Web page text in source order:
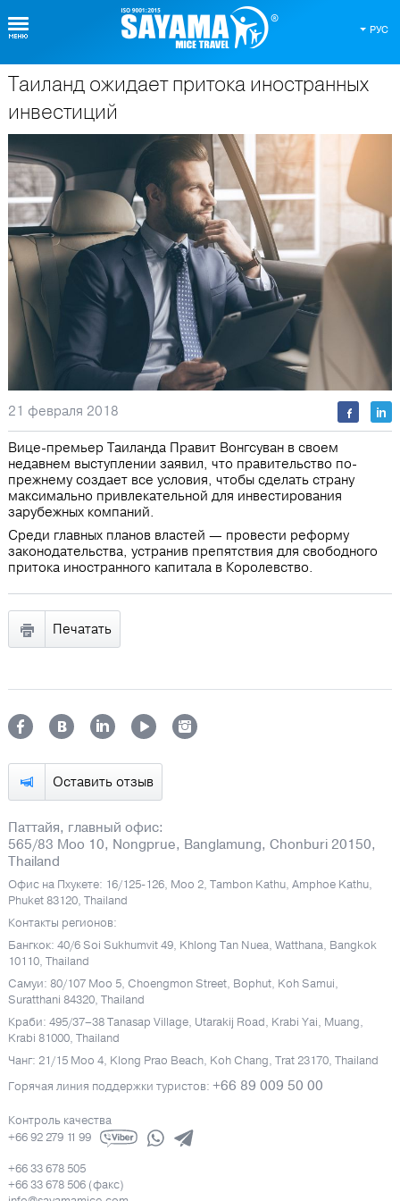
РУС
О Таиланде
Оставить отзыв
Паттайя, главный офис:
565/83 Moo 10, Nongprue, Banglamung, Chonburi 20150,
Thailand
Офис на Пхукете: 16/125-126, Moo 2, Tambon Kathu, Amphoe Kathu,
Phuket 83120, Thailand
Контакты регионов:
Бангкок: 40/6 Soi Sukhumvit 49, Khlong Tan Nuea, Watthana, Bangkok
10110, Thailand
Самуи: 80/107 Moo 5, Choengmon Street, Bophut, Koh Samui,
Suratthani 84320, Thailand
Краби: 495/37–38 Tanasap Village, Utarakij Road, Krabi Yai, Muang,
Krabi 81000, Thailand
Чанг: 21/15 Moo 4, Klong Prao Beach, Koh Chang, Trat 23170, Thailand
Горячая линия поддержки туристов: +66 89 009 50 00
Контроль качества
+66 92 279 11 99
+66 33 678 505
+66 33 678 506 (факс)
Таиланд ожидает притока иностранных
инвестиций
21 февраля 2018
Вице-премьер Таиланда Правит Вонгсуван в своем
недавнем выступлении заявил, что правительство по-
прежнему создает все условия, чтобы сделать страну
максимально привлекательной для инвестирования
зарубежных компаний.
Среди главных планов властей — провести реформу
законодательства, устранив препятствия для свободного
притока иностранного капитала в Королевство.
Печатать